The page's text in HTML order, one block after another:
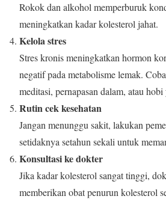
Rokok dan alkohol memperburuk
meningkatkan kadar kolesterol jahat.
Kelola stres
Stres kronis meningkatkan hormon
negatif pada metabolisme lemak.
meditasi, pernapasan dalam, atau
Rutin cek kesehatan
Jangan menunggu sakit, lakukan
setidaknya setahun sekali untuk
Konsultasi ke dokter
Jika kadar kolesterol sangat tinggi,
memberikan obat penurun kolesterol